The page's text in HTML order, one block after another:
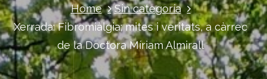
Home
Sin categoría
Xerrada: Fibromiàlgia; mites i veritats, a càrrec
de la Doctora Míriam Almirall